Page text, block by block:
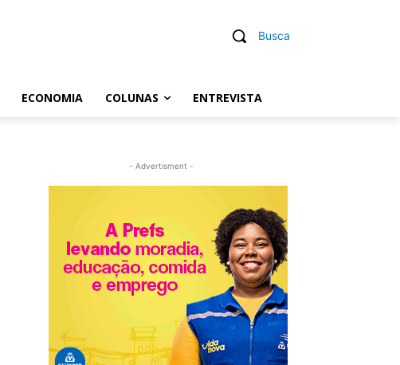
Busca
ECONOMIA COLUNAS ENTREVISTA
- Advertisment -